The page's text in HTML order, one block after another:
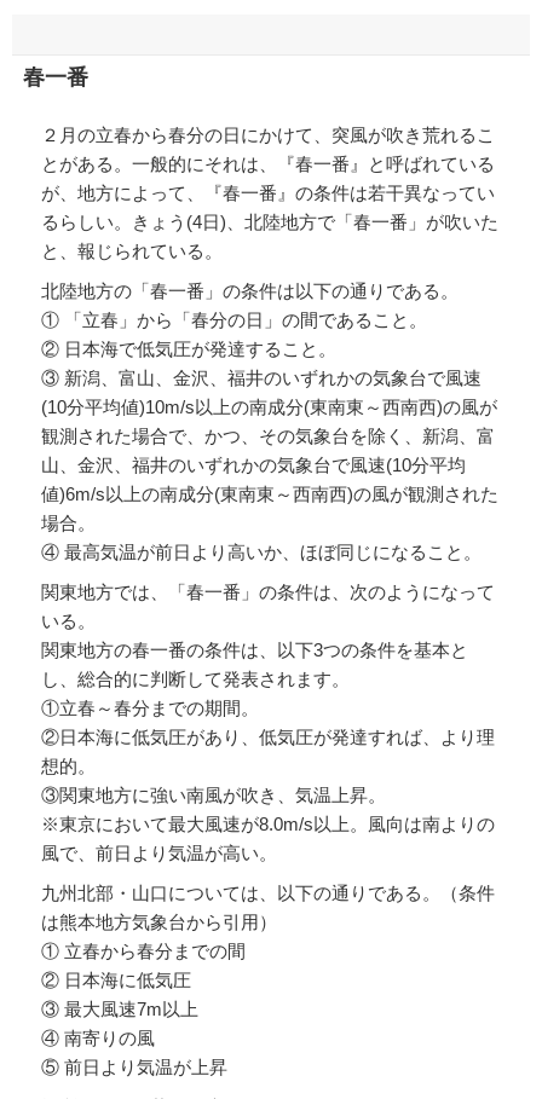
春一番
２月の立春から春分の日にかけて、突風が吹き荒れるこ
とがある。一般的にそれは、『春一番』と呼ばれている
が、地方によって、『春一番』の条件は若干異なってい
るらしい。きょう(4日)、北陸地方で「春一番」が吹いた
と、報じられている。
北陸地方の「春一番」の条件は以下の通りである。
① 「立春」から「春分の日」の間であること。
② 日本海で低気圧が発達すること。
③ 新潟、富山、金沢、福井のいずれかの気象台で風速
(10分平均値)10m/s以上の南成分(東南東～西南西)の風が
観測された場合で、かつ、その気象台を除く、新潟、富
山、金沢、福井のいずれかの気象台で風速(10分平均
値)6m/s以上の南成分(東南東～西南西)の風が観測された
場合。
④ 最高気温が前日より高いか、ほぼ同じになること。
関東地方では、「春一番」の条件は、次のようになって
いる。
関東地方の春一番の条件は、以下3つの条件を基本と
し、総合的に判断して発表されます。
①立春～春分までの期間。
②日本海に低気圧があり、低気圧が発達すれば、より理
想的。
③関東地方に強い南風が吹き、気温上昇。
※東京において最大風速が8.0m/s以上。風向は南よりの
風で、前日より気温が高い。
九州北部・山口については、以下の通りである。（条件
は熊本地方気象台から引用）
① 立春から春分までの間
② 日本海に低気圧
③ 最大風速7m以上
④ 南寄りの風
⑤ 前日より気温が上昇